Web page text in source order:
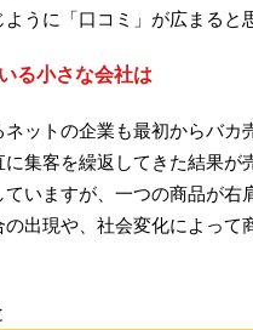
うに「口コミ」が広まると
る小さな会社は
ットの企業も最初からバ
に集客を繰返してきた結果
いますが、一つの商品が右
の出現や、社会変化によっ